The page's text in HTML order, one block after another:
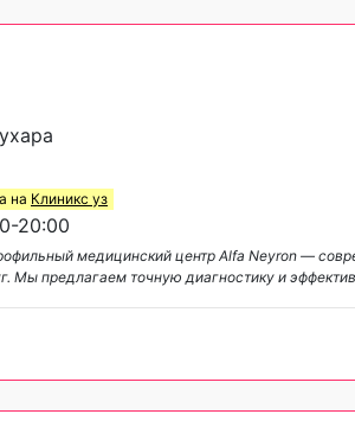
на Клиникс уз
20:00
медицинский центр Alfa Neyron —
Мы предлагаем точную диагностику и